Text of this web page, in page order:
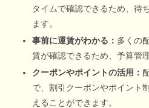
タイムで確認できるため、待
ます。
事前に運賃がわかる： 多くの
賃が確認できるため、予算管
クーポンやポイントの活用：
で、割引クーポンやポイント
えることができます。